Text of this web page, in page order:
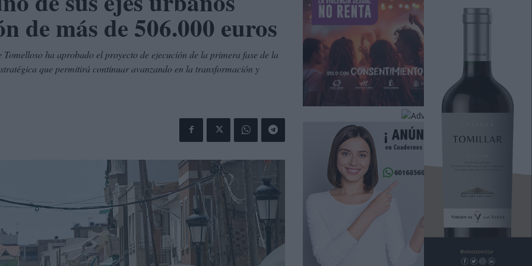
de más de 506.000 euros
ha aprobado el proyecto de ejecución de la primera fase de la
que permitirá continuar avanzando en la transformación y